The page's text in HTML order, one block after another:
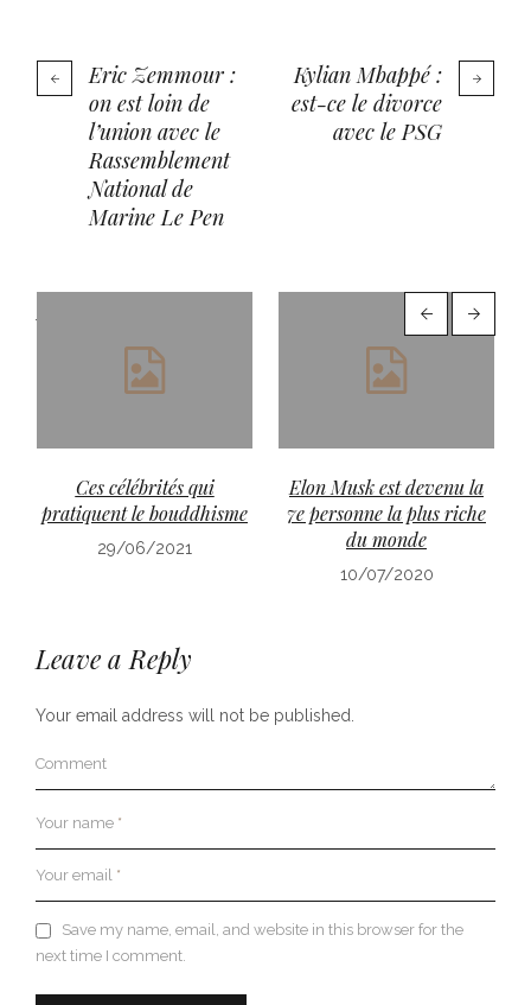
Eric Zemmour :
on est loin de
l’union avec le
Rassemblement
National de
Marine Le Pen
Kylian Mbappé :
est-ce le divorce
avec le PSG
More posts
Ces célébrités qui
pratiquent le bouddhisme
29/06/2021
Elon Musk est devenu la
7e personne la plus riche
du monde
10/07/2020
Leave a Reply
Your email address will not be published.
Comment
Your name *
Your email *
Save my name, email, and website in this browser for the
next time I comment.